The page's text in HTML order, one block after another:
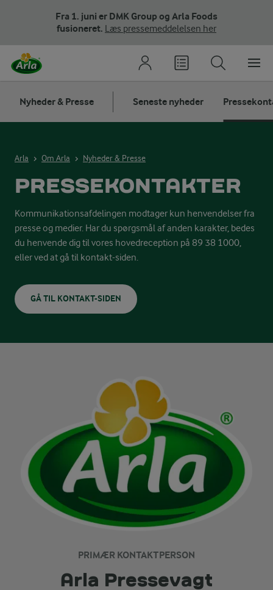
Fra 1. juni er DMK Group og Arla Foods
fusioneret. Læs pressemeddelelsen her
Nyheder & Presse Seneste nyheder
Arla Om Arla Nyheder & Presse
PRESSEKONTAKTER
Kommunikationsafdelingen modtager kun henvendelser fra
presse og medier. Har du spørgsmål af anden karakter, bedes
du henvende dig til vores hovedreception på 89 38 1000,
eller ved at gå til kontakt-siden.
GÅ TIL KONTAKT-SIDEN
PRIMÆR KONTAKTPERSON
Arla Pressevagt